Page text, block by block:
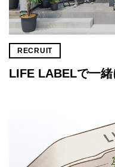
RECRUIT
LIFE LABELで一緒